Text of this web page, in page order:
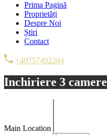
Prima Pagină
Proprietăți
Despre Noi
Știri
Contact
+40757492204
Inchiriere 3 camere
Main Location